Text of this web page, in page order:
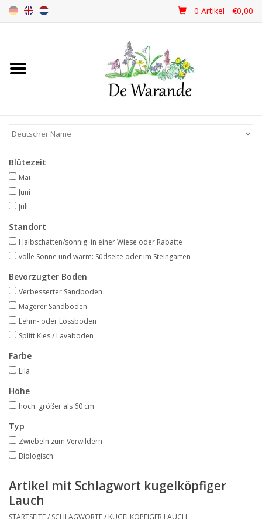
0 Artikel - €0,00
Startseite
Frühjahrsblüher
Sommerblüher
Herbstblüher
Schattenpflanzen
Angebote
Bodenverbesserung
SONSTIGE PRODUKTE
Beratung
Unser Garten!
Starke Zwiebel Tage
Blütezeit
Mai
Juni
Juli
Standort
Halbschatten/sonnig: in einer Wiese oder Rabatte
volle Sonne und warm: Südseite oder im Steingarten
Bevorzugter Boden
Verbesserter Sandboden
Magerer Sandboden
Lehm- oder Lössboden
Splitt Kies / Lavaboden
Farbe
Lila
Höhe
hoch: größer als 60 cm
Typ
Zwiebeln zum Verwildern
Biologisch
Artikel mit Schlagwort kugelköpfiger
Lauch
STARTSEITE/ SCHLAGWORTE/ KUGELKÖPFIGER LAUCH